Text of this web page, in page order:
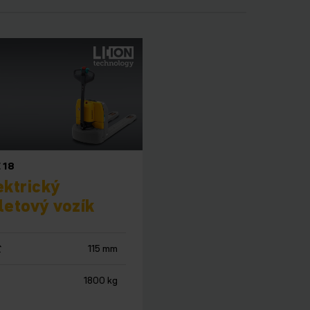
18
vozík
115 mm
1800 kg